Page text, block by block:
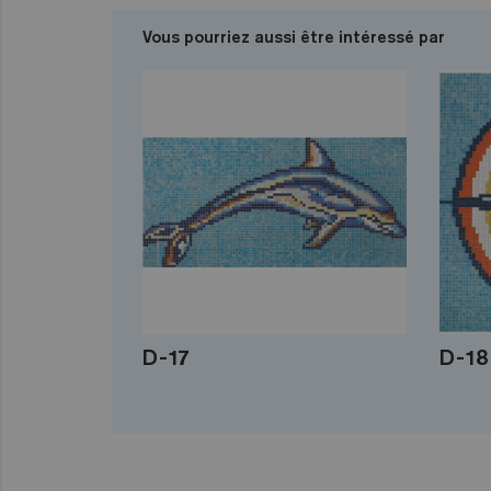
Vous pourriez aussi être intéressé par
D-17 D-18